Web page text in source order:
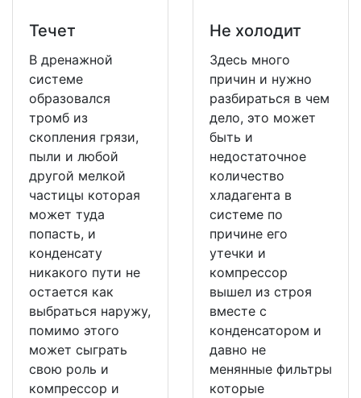
Течет
В дренажной
системе
образовался
тромб из
скопления грязи,
пыли и любой
другой мелкой
частицы которая
может туда
попасть, и
конденсату
никакого пути не
остается как
выбраться наружу,
помимо этого
может сыграть
свою роль и
компрессор и
Не холодит
Здесь много
причин и нужно
разбираться в чем
дело, это может
быть и
недостаточное
количество
хладагента в
системе по
причине его
утечки и
компрессор
вышел из строя
вместе с
конденсатором и
давно не
менянные фильтры
которые